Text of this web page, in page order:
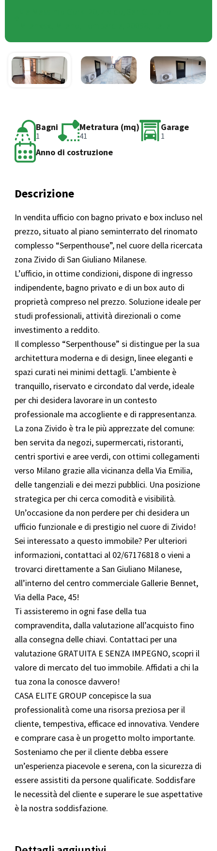
Bagni
1
Metratura (mq)
41
Garage
1
Anno di costruzione
Descrizione
In vendita ufficio con bagno privato e box incluso nel
prezzo, situato al piano seminterrato del rinomato
complesso “Serpenthouse”, nel cuore della ricercata
zona Zivido di San Giuliano Milanese.
L’ufficio, in ottime condizioni, dispone di ingresso
indipendente, bagno privato e di un box auto di
proprietà compreso nel prezzo. Soluzione ideale per
studi professionali, attività direzionali o come
investimento a reddito.
Il complesso “Serpenthouse” si distingue per la sua
architettura moderna e di design, linee eleganti e
spazi curati nei minimi dettagli. L’ambiente è
tranquillo, riservato e circondato dal verde, ideale
per chi desidera lavorare in un contesto
professionale ma accogliente e di rappresentanza.
La zona Zivido è tra le più apprezzate del comune:
ben servita da negozi, supermercati, ristoranti,
centri sportivi e aree verdi, con ottimi collegamenti
verso Milano grazie alla vicinanza della Via Emilia,
delle tangenziali e dei mezzi pubblici. Una posizione
strategica per chi cerca comodità e visibilità.
Un’occasione da non perdere per chi desidera un
ufficio funzionale e di prestigio nel cuore di Zivido!
Sei interessato a questo immobile? Per ulteriori
informazioni, contattaci al 02/67176818 o vieni a
trovarci direttamente a San Giuliano Milanese,
all’interno del centro commerciale Gallerie Bennet,
Via della Pace, 45!
Ti assisteremo in ogni fase della tua
compravendita, dalla valutazione all’acquisto fino
alla consegna delle chiavi. Contattaci per una
valutazione GRATUITA E SENZA IMPEGNO, scopri il
valore di mercato del tuo immobile. Affidati a chi la
tua zona la conosce davvero!
CASA ELITE GROUP concepisce la sua
professionalità come una risorsa preziosa per il
cliente, tempestiva, efficace ed innovativa. Vendere
e comprare casa è un progetto molto importante.
Sosteniamo che per il cliente debba essere
un’esperienza piacevole e serena, con la sicurezza di
essere assistiti da persone qualificate. Soddisfare
le necessità del cliente e superare le sue aspettative
è la nostra soddisfazione.